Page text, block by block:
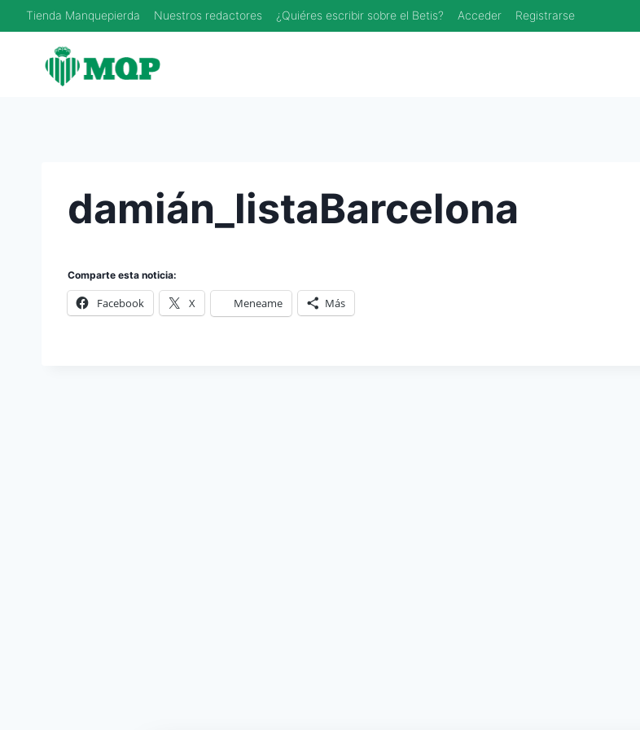
Saltar
al
contenido
Tienda Manquepierda Nuestros redactores ¿Quiéres escribir sobre el Betis? Acceder Registrarse
damián_listaBarcelona
Comparte esta noticia:
Facebook X Meneame Más